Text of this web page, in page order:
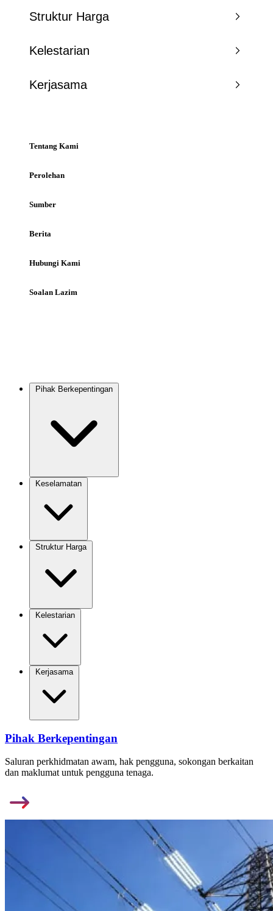
Struktur Harga
Kelestarian
Kerjasama
Tentang Kami
Perolehan
Sumber
Berita
Hubungi Kami
Soalan Lazim
navigation
Pihak Berkepentingan
Keselamatan
Struktur Harga
Kelestarian
Kerjasama
Pihak Berkepentingan
Saluran perkhidmatan awam, hak pengguna, sokongan berkaitan
dan maklumat untuk pengguna tenaga.